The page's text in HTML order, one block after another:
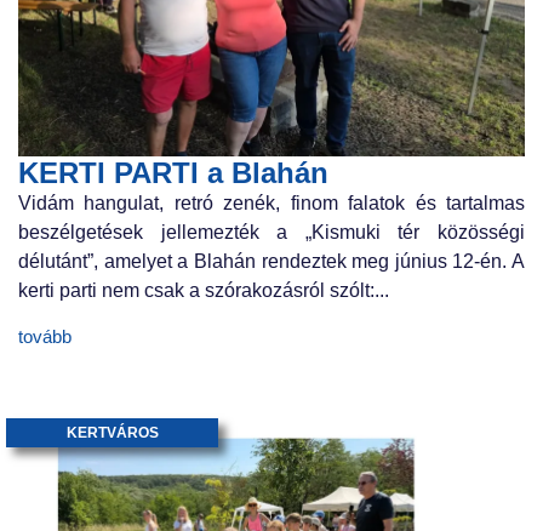
KERTI PARTI a Blahán
Vidám hangulat, retró zenék, finom falatok és tartalmas
beszélgetések jellemezték a „Kismuki tér közösségi
délutánt”, amelyet a Blahán rendeztek meg június 12-én. A
kerti parti nem csak a szórakozásról szólt:...
tovább
KERTVÁROS